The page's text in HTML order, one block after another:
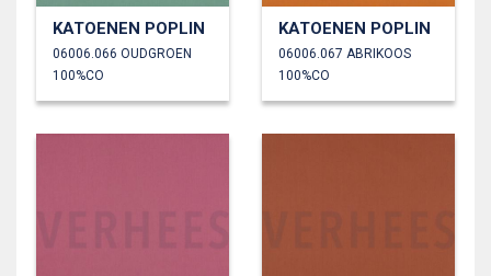
KATOENEN POPLIN
06006.066 OUDGROEN
100%CO
KATOENEN POPLIN
06006.067 ABRIKOOS
100%CO